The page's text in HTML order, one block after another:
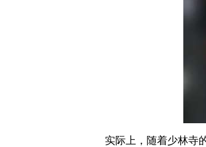
实际上，随着少林寺